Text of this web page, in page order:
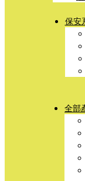
保安
全部